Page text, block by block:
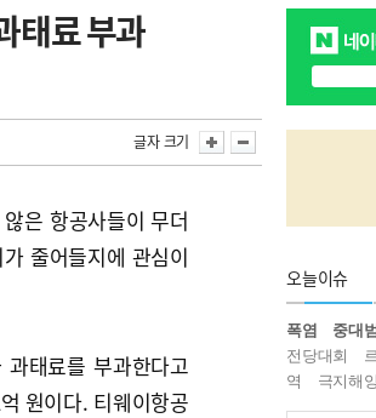
태료 부과
글자 크기
은 항공사들이 무더
줄어들지에 관심이
태료를 부과한다고
원이다. 티웨이항공
오늘이슈
폭염 중대
전당대회
역
극지해